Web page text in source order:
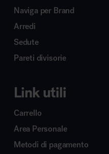
Naviga per Brand
Arredi
Sedute
Pareti divisorie
Link utili
Carrello
Area Personale
Metodi di pagamento